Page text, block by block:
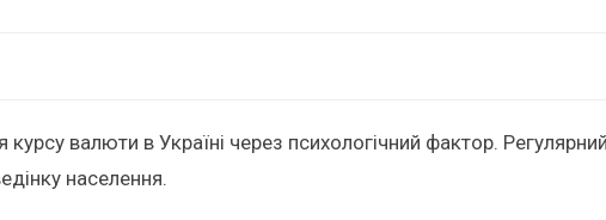
валюти в Україні через психологічний фактор.
населення.